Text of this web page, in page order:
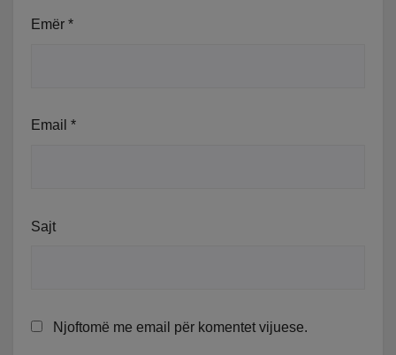
Emër *
Email *
Sajt
Njoftomë me email për komentet vijuese.